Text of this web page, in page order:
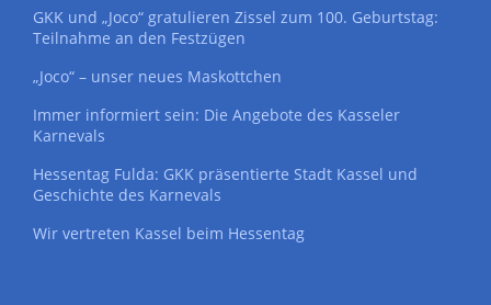
GKK und „Joco“ gratulieren Zissel zum 100. Geburtstag:
Teilnahme an den Festzügen
„Joco“ – unser neues Maskottchen
Immer informiert sein: Die Angebote des Kasseler
Karnevals
Hessentag Fulda: GKK präsentierte Stadt Kassel und
Geschichte des Karnevals
Wir vertreten Kassel beim Hessentag